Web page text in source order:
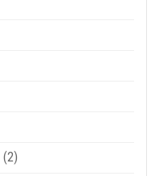
(2)